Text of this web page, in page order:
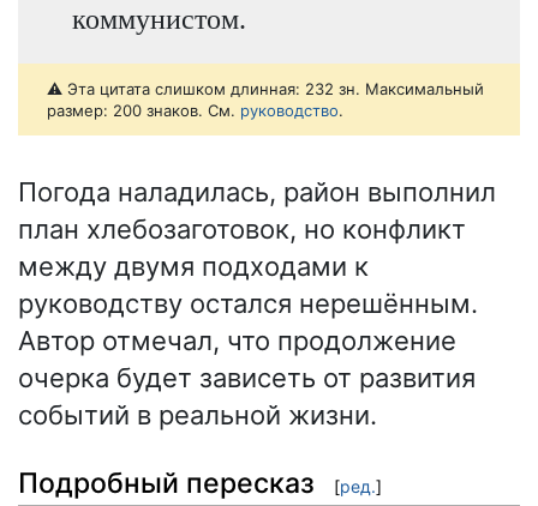
коммунистом.
⚠️ Эта цитата слишком длинная: 232 зн. Максимальный
размер: 200 знаков. См. руководство.
Погода наладилась, район выполнил
план хлебозаготовок, но конфликт
между двумя подходами к
руководству остался нерешённым.
Автор отмечал, что продолжение
очерка будет зависеть от развития
событий в реальной жизни.
Подробный пересказ [ред.]